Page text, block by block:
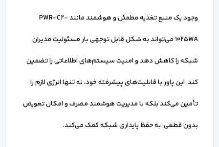
وجود یک منبع تغذیه مطمئن و هوشمند مانند PWR-C2-
1025WA می‌تواند به شکل قابل توجهی بار مسئولیت مدیران
شبکه را کاهش دهد و امنیت سیستم‌های اطلاعاتی را تضمین
کند. این پاور با قابلیت‌های پیشرفته خود، نه تنها انرژی لازم را
تأمین می‌کند بلکه با مدیریت هوشمند مصرف و امکان تعویض
بدون قطعی، به حفظ پایداری شبکه کمک می‌کند.